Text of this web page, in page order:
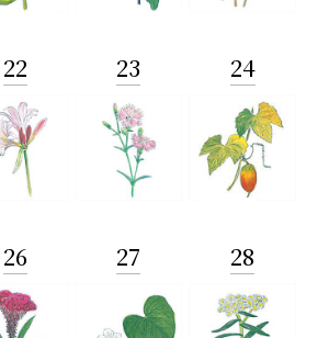
22 23 24
26 27 28